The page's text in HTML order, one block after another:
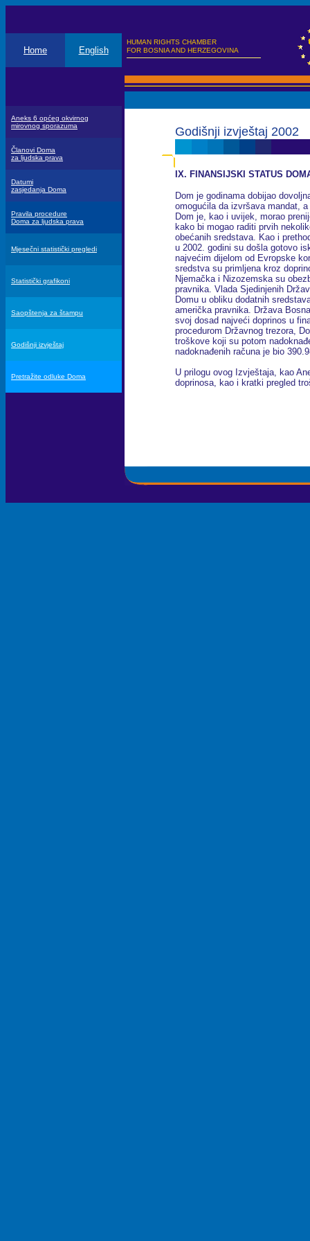
HUMAN RIGHTS CHAMBER
FOR BOSNIA AND HERZEGOVINA
Home English
Aneks 6 općeg okvirnog
mirovnog sporazuma
Članovi Doma
za ljudska prava
Datumi
zasjedanja Doma
Pravila procedure
Doma za ljudska prava
Mjesečni statistički pregledi
Statistički grafikoni
Saopštenja za štampu
Godišnji izvještaj
Pretražite odluke Doma
Godišnji izvještaj 2002
IX. FINANSIJSKI STATUS
Dom je godinama dobijao
omogućila da izvršava mandat,
Dom je, kao i uvijek, morao
kako bi mogao raditi prvih
obećanih sredstava. Kao i
u 2002. godini su došla gotovo
najvećim dijelom od Evropske
sredstva su primljena kroz
Njemačka i Nizozemska su
pravnika. Vlada Sjedinjenih
Domu u obliku dodatnih
američka pravnika. Država
svoj dosad najveći doprinos u
procedurom Državnog trezora,
troškove koji su potom
nadoknađenih računa je bio
U prilogu ovog Izvještaja, kao
doprinosa, kao i kratki pregled